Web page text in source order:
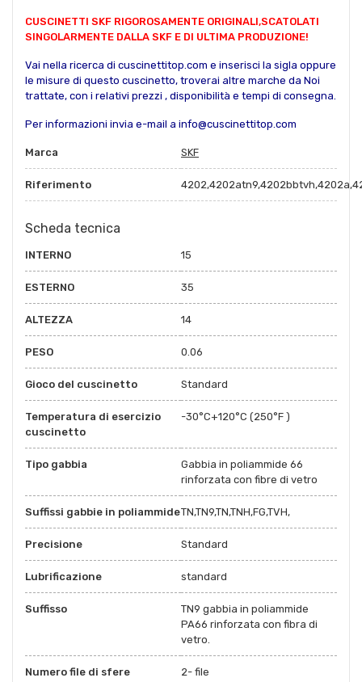
CUSCINETTI SKF RIGOROSAMENTE ORIGINALI,SCATOLATI
SINGOLARMENTE DALLA SKF E DI ULTIMA PRODUZIONE!
Vai nella ricerca di cuscinettitop.com e inserisci la sigla oppure
le misure di questo cuscinetto, troverai altre marche da Noi
trattate, con i relativi prezzi , disponibilità e tempi di consegna.
Per informazioni invia e-mail a info@cuscinettitop.com
Marca SKF
Riferimento
Scheda tecnica
INTERNO 15
ESTERNO 35
ALTEZZA 14
PESO 0.06
Gioco del cuscinetto Standard
Temperatura di esercizio
cuscinetto
-30°C+120°C (250°F )
Tipo gabbia
Gabbia in poliammide 66
rinforzata con fibre di vetro
Suffissi gabbie in poliammideTN,TN9,TN,TNH,FG,TVH,
Precisione Standard
Lubrificazione standard
Suffisso
TN9 gabbia in poliammide
PA66 rinforzata con fibra di
vetro.
Numero file di sfere 2- file